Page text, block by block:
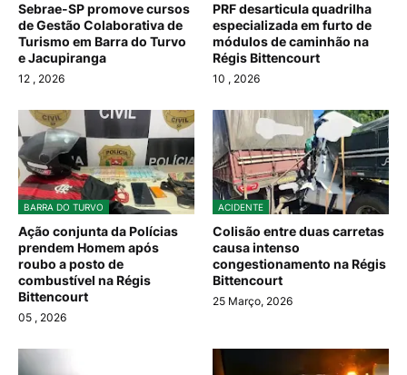
Sebrae-SP promove cursos
de Gestão Colaborativa de
Turismo em Barra do Turvo
e Jacupiranga
12 , 2026
PRF desarticula quadrilha
especializada em furto de
módulos de caminhão na
Régis Bittencourt
10 , 2026
BARRA DO TURVO
Ação conjunta da Polícias
prendem Homem após
roubo a posto de
combustível na Régis
Bittencourt
05 , 2026
ACIDENTE
Colisão entre duas carretas
causa intenso
congestionamento na Régis
Bittencourt
25 Março, 2026